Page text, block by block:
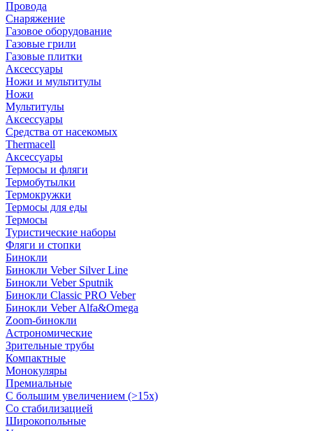
Провода
Снаряжение
Газовое оборудование
Газовые грили
Газовые плитки
Аксессуары
Ножи и мультитулы
Ножи
Мультитулы
Аксессуары
Средства от насекомых
Thermacell
Аксессуары
Термосы и фляги
Термобутылки
Термокружки
Термосы для еды
Термосы
Туристические наборы
Фляги и стопки
Бинокли
Бинокли Veber Silver Line
Бинокли Veber Sputnik
Бинокли Classic PRO Veber
Бинокли Veber Alfa&Omega
Zoom-бинокли
Астрономические
Зрительные трубы
Компактные
Монокуляры
Премиальные
С большим увеличением (>15x)
Со стабилизацией
Широкопольные